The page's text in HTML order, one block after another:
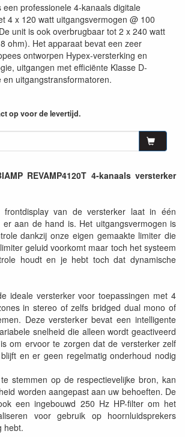
een professionele 4-kanaals digitale
4 x 120 watt uitgangsvermogen @ 100
unit is ook overbrugbaar tot 2 x 240 watt
ohm). Het apparaat bevat een zeer
ontworpen Hypex-versterking en
uitgangen met efficiënte Klasse D-
en uitgangstransformatoren.
op voor de levertijd.
REVAMP4120T 4-kanaals versterker
frontdisplay van de versterker laat in één
aan de hand is. Het uitgangsvermogen is
dankzij onze eigen gemaakte limiter die
geluid voorkomt maar toch het systeem
houdt en je hebt toch dat dynamische
ideale versterker voor toepassingen met 4
in stereo of zelfs bridged dual mono of
Deze versterker bevat een intelligente
snelheid die alleen wordt geactiveerd
om ervoor te zorgen dat de versterker zelf
en er geen regelmatig onderhoud nodig
stemmen op de respectievelijke bron, kan
worden aangepast aan uw behoeften. De
een ingebouwd 250 Hz HP-filter om het
voor gebruik op hoornluidsprekers
hebt.